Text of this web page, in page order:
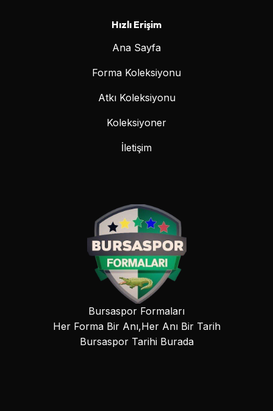
Hızlı Erişim
Ana Sayfa
Forma Koleksiyonu
Atkı Koleksiyonu
Koleksiyoner
İletişim
Bursaspor Formaları
Her Forma Bir Anı,Her Anı Bir Tarih
Bursaspor Tarihi Burada